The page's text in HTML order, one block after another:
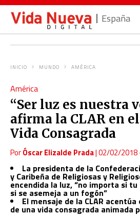
España
INICIO MUNDO AMÉRICA
América
“Ser luz es nuestra
afirma la CLAR en
Vida Consagrada
PorÓscar Elizalde Prada|02/02/2018
La presidenta de la
y Caribeña de Religiosas y
encendida la luz, “no importa si
si se asemeja a un fogón”
El mensaje de la CLAR
de una vida consagrada animada